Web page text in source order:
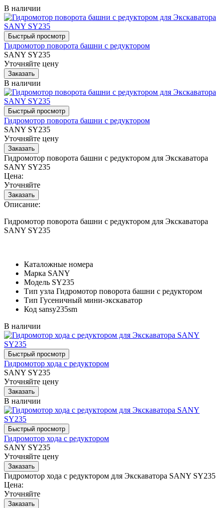
В наличии
Гидромотор поворота башни с редуктором
SANY SY235
Уточняйте цену
В наличии
Гидромотор поворота башни с редуктором
SANY SY235
Уточняйте цену
Гидромотор поворота башни с редуктором для Экскаватора
SANY SY235
Цена:
Уточняйте
Описание:
Гидромотор поворота башни с редуктором для Экскаватора
SANY SY235
Каталожные номера
Марка SANY
Модель SY235
Тип узла Гидромотор поворота башни с редуктором
Тип Гусеничный мини-экскаватор
Код sansy235sm
В наличии
Гидромотор хода с редуктором
SANY SY235
Уточняйте цену
В наличии
Гидромотор хода с редуктором
SANY SY235
Уточняйте цену
Гидромотор хода с редуктором для Экскаватора SANY SY235
Цена:
Уточняйте